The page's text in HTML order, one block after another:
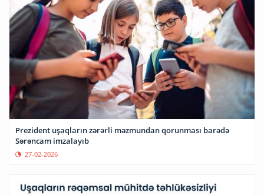
Prezident uşaqların zərərli məzmundan qorunması barədə
Sərəncam imzalayıb
27-02-2026